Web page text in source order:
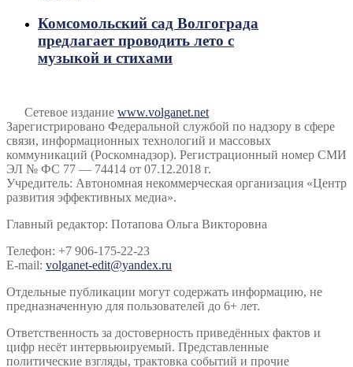
Комсомольский сад Волгограда
предлагает проводить лето с
музыкой и стихами
Сетевое издание www.volganet.net
Зарегистрировано Федеральной службой по надзору в сфере
связи, информационных технологий и массовых
коммуникаций (Роскомнадзор). Регистрационный номер СМИ
ЭЛ № ФС 77 — 74414 от 07.12.2018 г.
Учредитель: Автономная некоммерческая организация «Центр
развития эффективных медиа».
Главный редактор: Потапова Ольга Викторовна
Телефон: +7 906-175-22-23
E-mail: volganet-edit@yandex.ru
Отдельные публикации могут содержать информацию, не
предназначенную для пользователей до 6+ лет.
Ответственность за достоверность приведённых фактов и
цифр несёт интервьюируемый. Представленные
политические взгляды, трактовка событий и прочие